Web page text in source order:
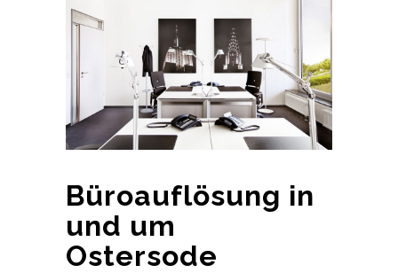
Büroauflösung in
und um
Ostersode